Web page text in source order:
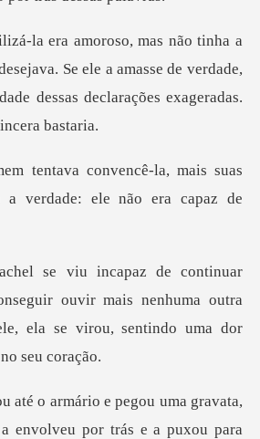
Se ele a amasse de verdade,
, mais suas
a verdad
ouvir mais nenhuma outra
ela
gou uma gravata,
a